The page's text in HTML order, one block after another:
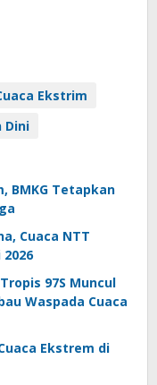
Ekstrim
Dini
BMKG Tetapkan
Cuaca NTT
97S Muncul
Waspada Cuaca
Ekstrem di